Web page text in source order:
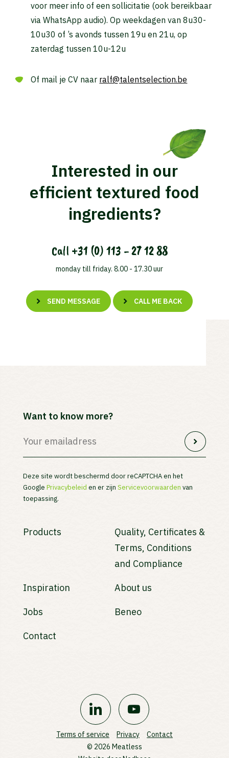
voor meer info of een sollicitatie (ook bereikbaar
via WhatsApp audio). Op weekdagen van 8u30-
10u30 of ’s avonds tussen 19u en 21u, op
zaterdag tussen 10u-12u
Of mail je CV naar ralf@talentselection.be
Interested in our
efficient textured food
ingredients?
Call +31 (0) 113 - 27 12 88
monday till friday. 8.00 - 17.30 uur
SEND MESSAGE CALL ME BACK
Want to know more?
Deze site wordt beschermd door reCAPTCHA en het
Google Privacybeleid en er zijn Servicevoorwaarden van
toepassing.
Products
Quality, Certificates &
Terms, Conditions
and Compliance
Inspiration About us
Jobs Beneo
Contact
Terms of service Privacy
Contact
© 2026 Meatless